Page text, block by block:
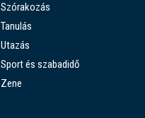
Szórakozás
Tanulás
Utazás
Sport és szabadidő
Zene